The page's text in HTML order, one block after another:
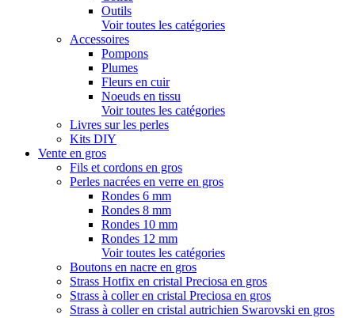
Outils
Voir toutes les catégories
Accessoires
Pompons
Plumes
Fleurs en cuir
Noeuds en tissu
Voir toutes les catégories
Livres sur les perles
Kits DIY
Vente en gros
Fils et cordons en gros
Perles nacrées en verre en gros
Rondes 6 mm
Rondes 8 mm
Rondes 10 mm
Rondes 12 mm
Voir toutes les catégories
Boutons en nacre en gros
Strass Hotfix en cristal Preciosa en gros
Strass à coller en cristal Preciosa en gros
Strass à coller en cristal autrichien Swarovski en gros